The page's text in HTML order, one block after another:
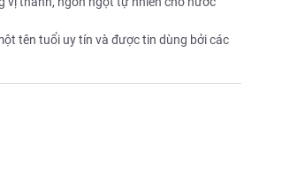
tên tuổi uy tín và được tin dùng bởi các